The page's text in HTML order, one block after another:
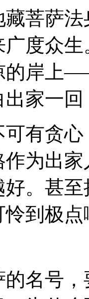
萨法
度众
的岸上
家一
贪心
作为出
。甚
到极点
号，